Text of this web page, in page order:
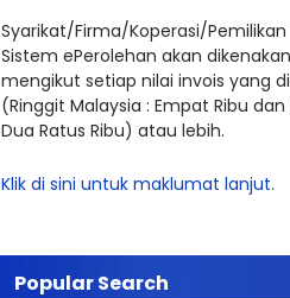
Syarikat/Firma/Koperasi/
Sistem ePerolehan akan
mengikut setiap nilai invois yang
(Ringgit Malaysia : Empat Ribu
Dua Ratus Ribu) atau lebih.
Klik di sini untuk maklumat lanjut.
Popular Search